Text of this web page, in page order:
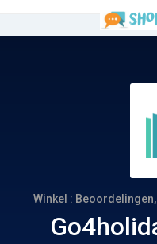
Winkel :